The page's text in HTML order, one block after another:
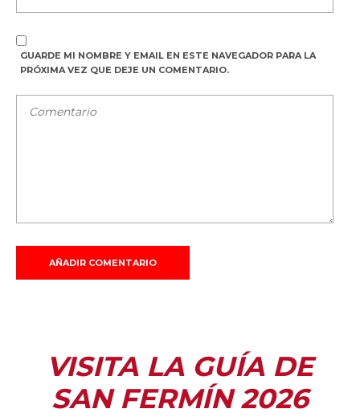
GUARDE MI NOMBRE Y EMAIL EN ESTE NAVEGADOR PARA LA
PRÓXIMA VEZ QUE DEJE UN COMENTARIO.
VISITA LA GUÍA DE
SAN FERMÍN 2026